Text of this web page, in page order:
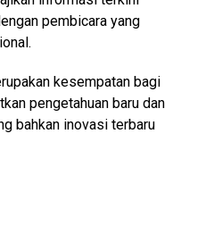
pembicara yang
kesempatan bagi
pengetahuan baru dan
bahkan inovasi terbaru